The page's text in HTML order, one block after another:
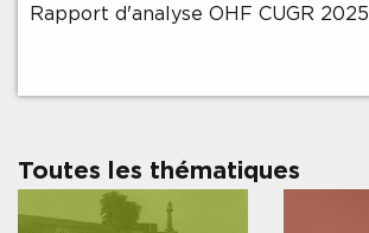
Rapport d'analyse OHF CUGR 2025
Toutes les thématiques